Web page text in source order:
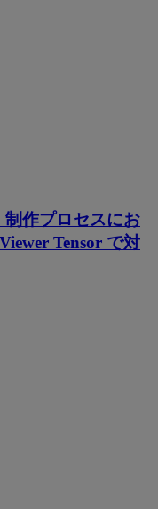
作プロセスにお
Tensor で対